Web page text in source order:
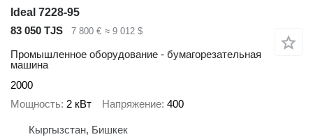
Ideal 7228-95
83 050 TJS
7 800 € ≈ 9 012 $
Промышленное оборудование - бумагорезательная
машина
2000
Мощность 2 кВт Напряжение 400
Кыргызстан, Бишкек